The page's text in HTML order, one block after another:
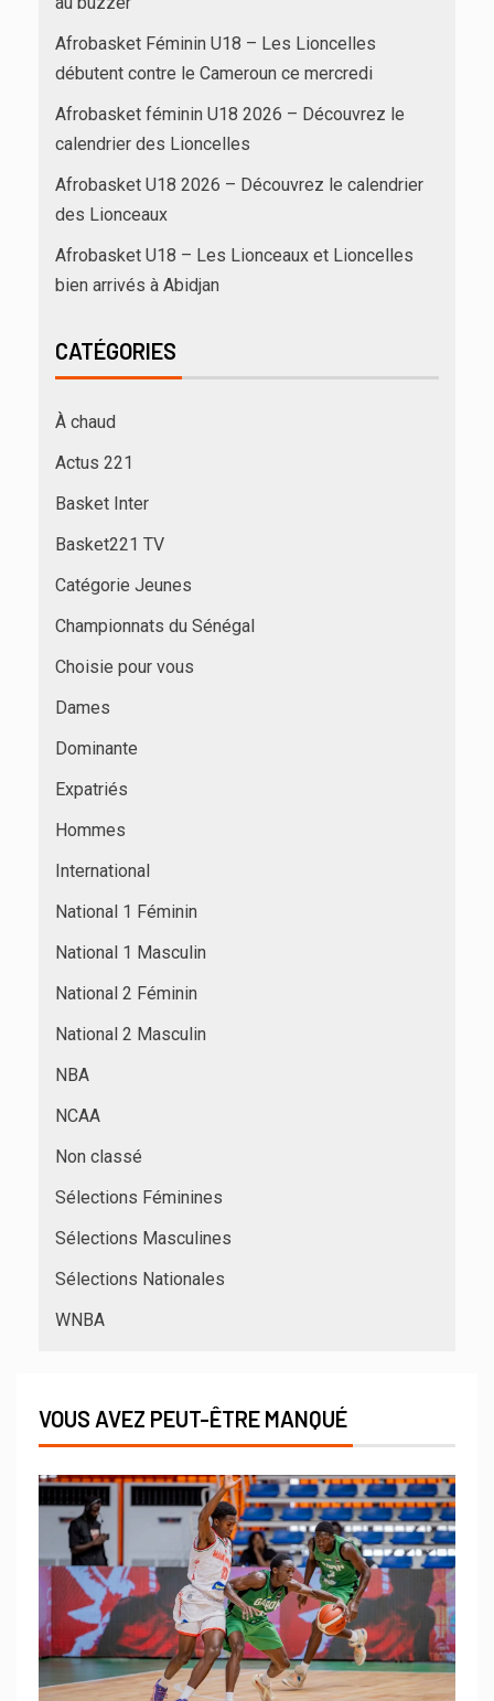
Afrobasket Féminin U18 – Les Lioncelles
débutent contre le Cameroun ce mercredi
Afrobasket féminin U18 2026 – Découvrez le
calendrier des Lioncelles
Afrobasket U18 2026 – Découvrez le calendrier
des Lionceaux
Afrobasket U18 – Les Lionceaux et Lioncelles
bien arrivés à Abidjan
CATÉGORIES
À chaud
Actus 221
Basket Inter
Basket221 TV
Catégorie Jeunes
Championnats du Sénégal
Choisie pour vous
Dames
Dominante
Expatriés
Hommes
International
National 1 Féminin
National 1 Masculin
National 2 Féminin
National 2 Masculin
NBA
NCAA
Non classé
Sélections Féminines
Sélections Masculines
Sélections Nationales
WNBA
VOUS AVEZ PEUT-ÊTRE MANQUÉ